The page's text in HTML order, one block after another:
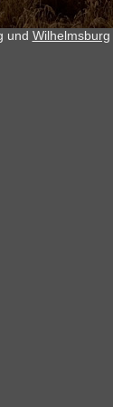
und Wilhelmsburg